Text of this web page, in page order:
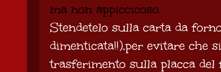
ma non appiccicoso.
Stendetelo sulla carta da
dimenticata!!),per evitare che
trasferimento sulla placca